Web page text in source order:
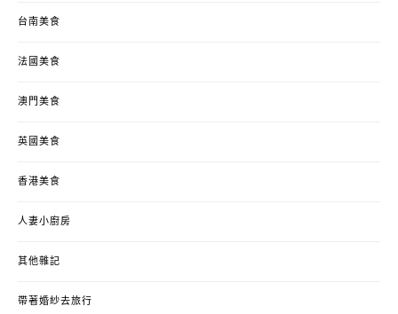
台南美食
法國美食
澳門美食
英國美食
香港美食
人妻小廚房
其他雜記
帶著婚紗去旅行